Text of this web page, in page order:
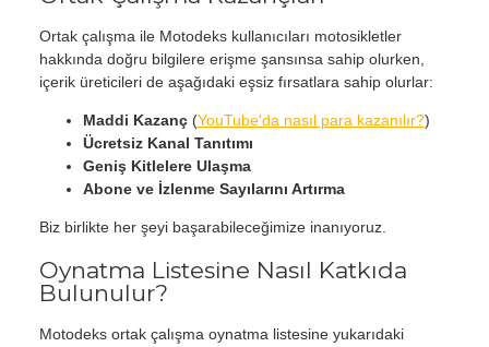
Ortak çalışma ile Motodeks kullanıcıları motosikletler
hakkında doğru bilgilere erişme şansınsa sahip olurken,
içerik üreticileri de aşağıdaki eşsiz fırsatlara sahip olurlar:
Maddi Kazanç(YouTube'da nasıl para kazanılır?)
Ücretsiz Kanal Tanıtımı
Geniş Kitlelere Ulaşma
Abone ve İzlenme Sayılarını Artırma
Biz birlikte her şeyi başarabileceğimize inanıyoruz.
Oynatma Listesine Nasıl Katkıda
Bulunulur?
Motodeks ortak çalışma oynatma listesine yukarıdaki